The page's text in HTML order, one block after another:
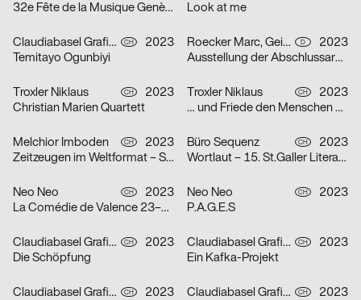
32e Fête de la Musique Genève
Look at me
Claudiabasel Grafik & Interaktion CH
2023
Temitayo Ogunbiyi
Roecker Marc, Geiss Linus D
2023
Ausstellung der Abschlussarbeiten Master Architektur & Diplome Design
Troxler Niklaus CH
2023
Christian Marien Quartett
Troxler Niklaus CH
2023
… und Friede den Menschen auf Erden
Melchior Imboden CH
2023
Zeitzeugen im Weltformat – Schweizer Plakatkunst
Büro Sequenz CH
2023
Wortlaut – 15. St.Galler Literaturfestival
Neo Neo CH
2023
La Comédie de Valence 23–24
Neo Neo CH
2023
P.A.G.E.S
Claudiabasel Grafik & Interaktion CH
2023
Die Schöpfung
Claudiabasel Grafik & Interaktion CH
2023
Ein Kafka-Projekt
Claudiabasel Grafik & Interaktion CH
2023
Claudiabasel Grafik & Interaktion CH
2023